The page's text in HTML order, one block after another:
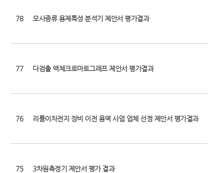
78 모사증류 용제특성 분석기 제안서 평가결과
77 다검출 액체크로마토그래프 제안서 평가결과
76 리튬이차전지 장비 이전 용역 사업 업체 선정 제안서 평가결과
75 3차원측정기 제안서 평가 결과